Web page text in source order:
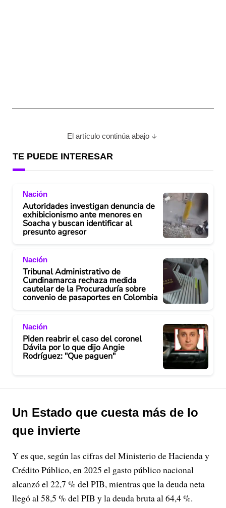
El artículo continúa abajo
TE PUEDE INTERESAR
Nación
Autoridades investigan denuncia de
exhibicionismo ante menores en
Soacha y buscan identificar al
presunto agresor
Nación
Tribunal Administrativo de
Cundinamarca rechaza medida
cautelar de la Procuraduría sobre
convenio de pasaportes en Colombia
Nación
Piden reabrir el caso del coronel
Dávila por lo que dijo Angie
Rodríguez: "Que paguen"
Un Estado que cuesta más de lo
que invierte
Y es que, según las cifras del Ministerio de Hacienda y
Crédito Público, en 2025 el gasto público nacional
alcanzó el 22,7 % del PIB, mientras que la deuda neta
llegó al 58,5 % del PIB y la deuda bruta al 64,4 %.